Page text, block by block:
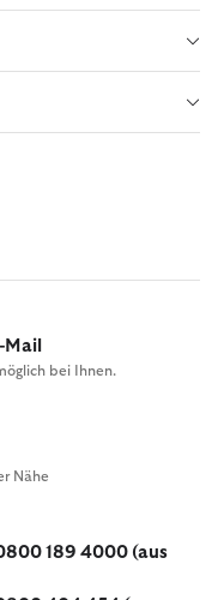
Mail
bei Ihnen.
Nähe
189 4000 (aus